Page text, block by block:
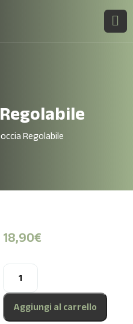
Regolabile
Regolabile
18,90€
Aggiungi al carrello